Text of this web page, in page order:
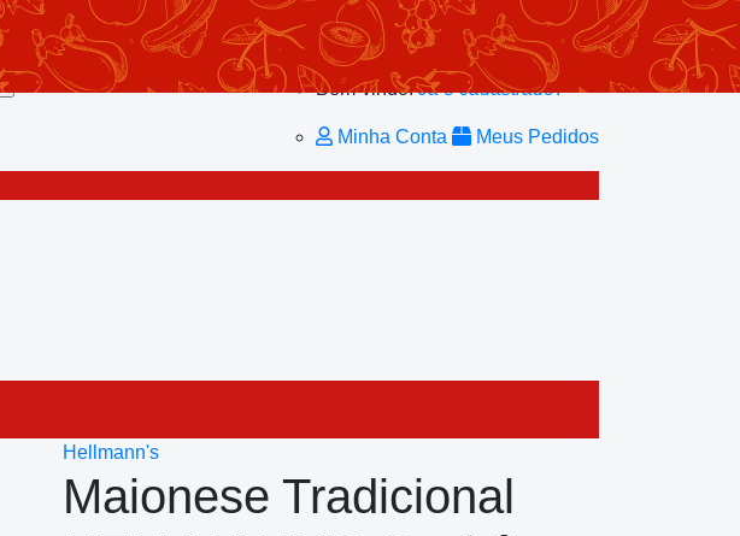
Repetir Pedido
Minha Conta
Bem-vindo!Já é cadastrado?
Minha Conta Meus Pedidos
Hellmann's
Maionese Tradicional